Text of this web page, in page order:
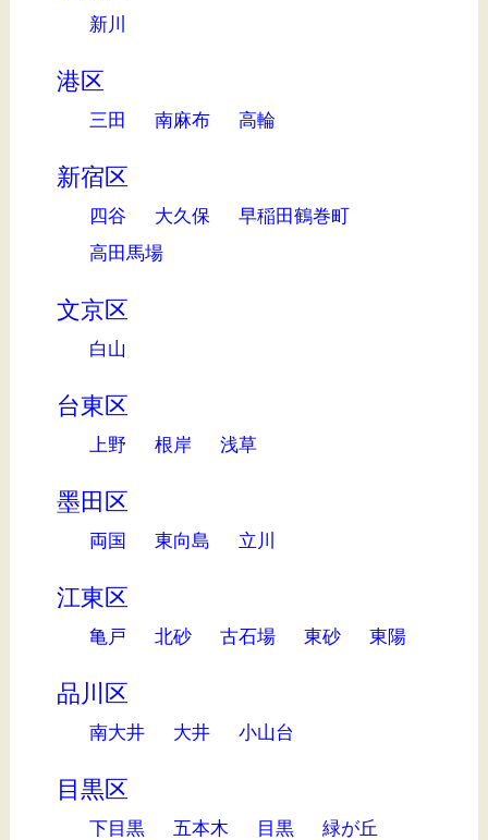
新川
港区
三田 南麻布 高輪
新宿区
四谷 大久保
早稲田鶴巻町
高田馬場
文京区
白山
台東区
上野 根岸 浅草
墨田区
両国 東向島 立川
江東区
亀戸 北砂 古石場 東砂 東陽
品川区
南大井 大井 小山台
目黒区
下目黒 五本木 目黒 緑が丘